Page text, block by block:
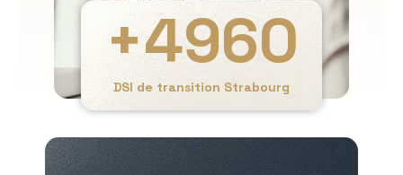
DSI de transition Strabourg
+4960